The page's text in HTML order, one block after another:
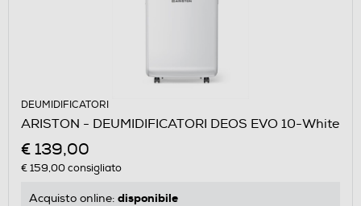
DEUMIDIFICATORI
ARISTON - DEUMIDIFICATORI DEOS EVO 10-White
€ 139,00
€ 159,00consigliato
Acquisto online: disponibile